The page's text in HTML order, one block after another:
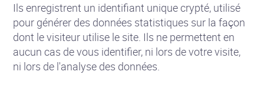
Ils enregistrent un identifiant unique crypté, utilisé
pour générer des données statistiques sur la façon
dont le visiteur utilise le site. Ils ne permettent en
aucun cas de vous identifier, ni lors de votre visite,
ni lors de l'analyse des données.